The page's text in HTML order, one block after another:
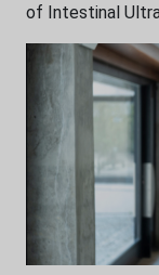
of Intestinal